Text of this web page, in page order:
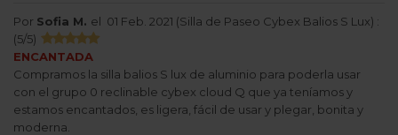
Por Sofia M. el 01 Feb. 2021 (Silla de Paseo Cybex Balios S Lux) :
(5/5)
ENCANTADA
Compramos la silla balios S lux de aluminio para poderla usar
con el grupo 0 reclinable cybex cloud Q que ya teníamos y
estamos encantados, es ligera, fácil de usar y plegar, bonita y
moderna.